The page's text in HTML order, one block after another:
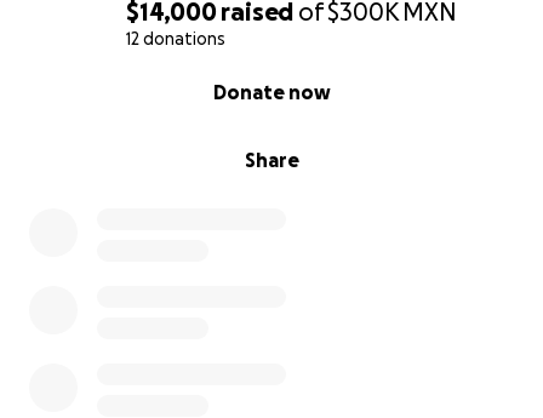
$14,000raised of$300K MXN
12 donations
Share
Donate now